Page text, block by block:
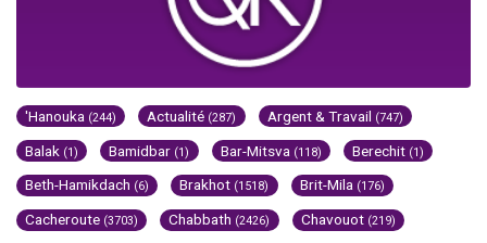
'Hanouka (244) Actualité (287) Argent & Travail (747)
Balak (1) Bamidbar (1) Bar-Mitsva (118) Berechit (1)
Beth-Hamikdach (6) Brakhot (1518) Brit-Mila (176)
Cacheroute (3703) Chabbath (2426) Chavouot (219)